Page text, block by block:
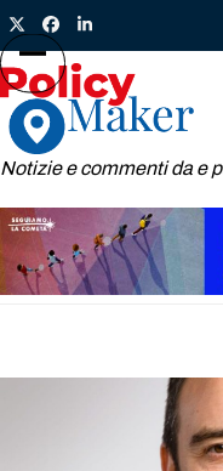
Skip
to
content
TwitterFacebook
LinkedIn
Notizie e commenti da e
Open
mobile
menu
Close
mobile
menu